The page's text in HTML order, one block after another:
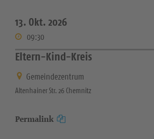
13. Okt. 2026
09:30
Eltern-Kind-Kreis
Gemeindezentrum
Altenhainer Str. 26 Chemnitz
Permalink